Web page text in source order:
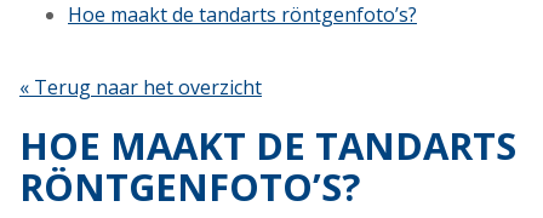
Hoe maakt de tandarts röntgenfoto’s?
« Terug naar het overzicht
HOE MAAKT DE TANDARTS
RÖNTGENFOTO’S?